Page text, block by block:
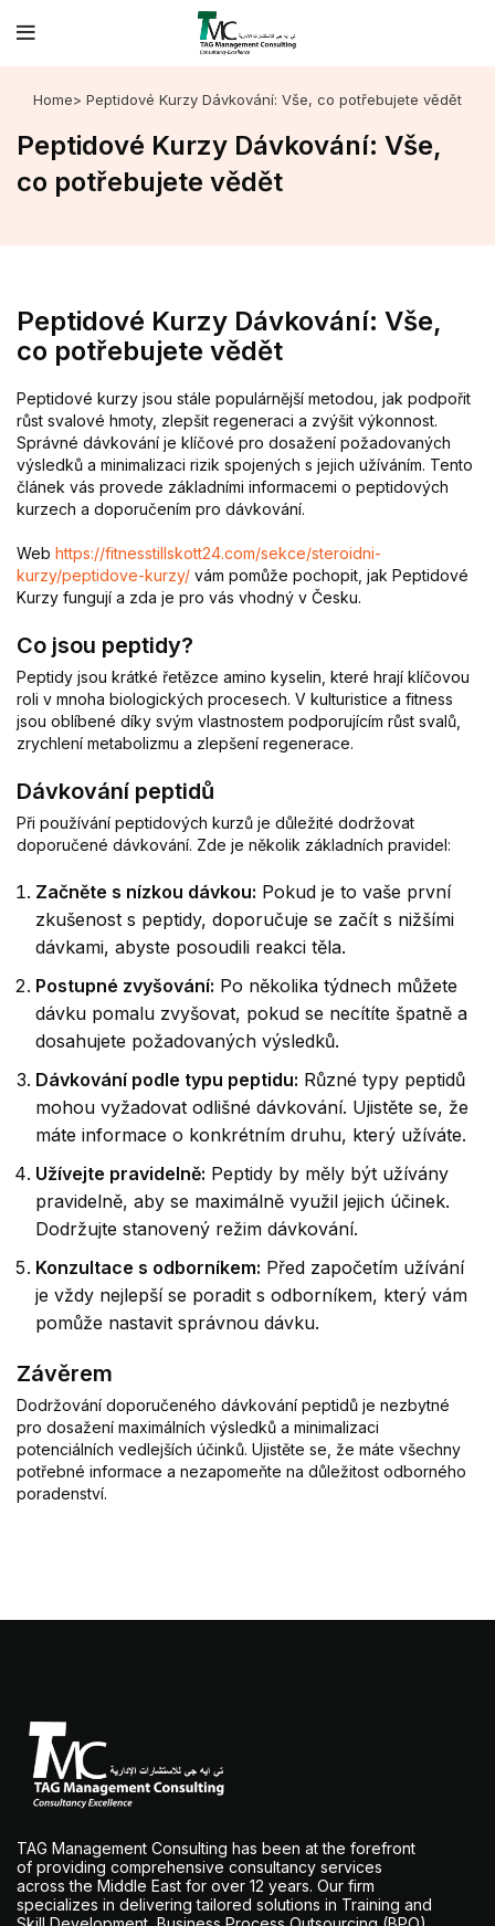
Home> Peptidové Kurzy Dávkování: Vše, co potřebujete vědět
Peptidové Kurzy Dávkování: Vše,
co potřebujete vědět
Peptidové Kurzy Dávkování: Vše,
co potřebujete vědět
Peptidové kurzy jsou stále populárnější metodou, jak podpořit
růst svalové hmoty, zlepšit regeneraci a zvýšit výkonnost.
Správné dávkování je klíčové pro dosažení požadovaných
výsledků a minimalizaci rizik spojených s jejich užíváním. Tento
článek vás provede základními informacemi o peptidových
kurzech a doporučením pro dávkování.
Web https://fitnesstillskott24.com/sekce/steroidni-
kurzy/peptidove-kurzy/ vám pomůže pochopit, jak Peptidové
Kurzy fungují a zda je pro vás vhodný v Česku.
Co jsou peptidy?
Peptidy jsou krátké řetězce amino kyselin, které hrají klíčovou
roli v mnoha biologických procesech. V kulturistice a fitness
jsou oblíbené díky svým vlastnostem podporujícím růst svalů,
zrychlení metabolizmu a zlepšení regenerace.
Dávkování peptidů
Při používání peptidových kurzů je důležité dodržovat
doporučené dávkování. Zde je několik základních pravidel:
Začněte s nízkou dávkou: Pokud je to vaše první
zkušenost s peptidy, doporučuje se začít s nižšími
dávkami, abyste posoudili reakci těla.
Postupné zvyšování: Po několika týdnech můžete
dávku pomalu zvyšovat, pokud se necítíte špatně a
dosahujete požadovaných výsledků.
Dávkování podle typu peptidu: Různé typy peptidů
mohou vyžadovat odlišné dávkování. Ujistěte se, že
máte informace o konkrétním druhu, který užíváte.
Užívejte pravidelně: Peptidy by měly být užívány
pravidelně, aby se maximálně využil jejich účinek.
Dodržujte stanovený režim dávkování.
Konzultace s odborníkem: Před započetím užívání
je vždy nejlepší se poradit s odborníkem, který vám
pomůže nastavit správnou dávku.
Závěrem
Dodržování doporučeného dávkování peptidů je nezbytné
pro dosažení maximálních výsledků a minimalizaci
potenciálních vedlejších účinků. Ujistěte se, že máte všechny
potřebné informace a nezapomeňte na důležitost odborného
poradenství.
TAG Management Consulting has been at the forefront
of providing comprehensive consultancy services
across the Middle East for over 12 years. Our firm
specializes in delivering tailored solutions in Training and